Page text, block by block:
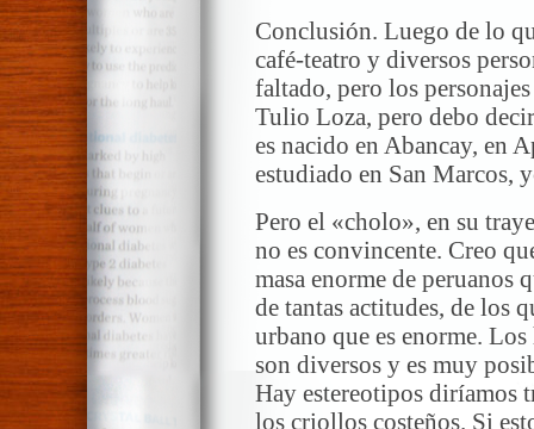
Conclusión. Luego de lo
café-teatro y diversos
faltado, pero los
Tulio Loza, pero debo
es nacido en Abancay, en
estudiado en San Marcos,
Pero el «cholo», en su
no es convincente. Creo
masa enorme de peruanos
de tantas actitudes, de los
urbano que es enorme.
son diversos y es muy
Hay estereotipos diríamos
los criollos costeños. Si